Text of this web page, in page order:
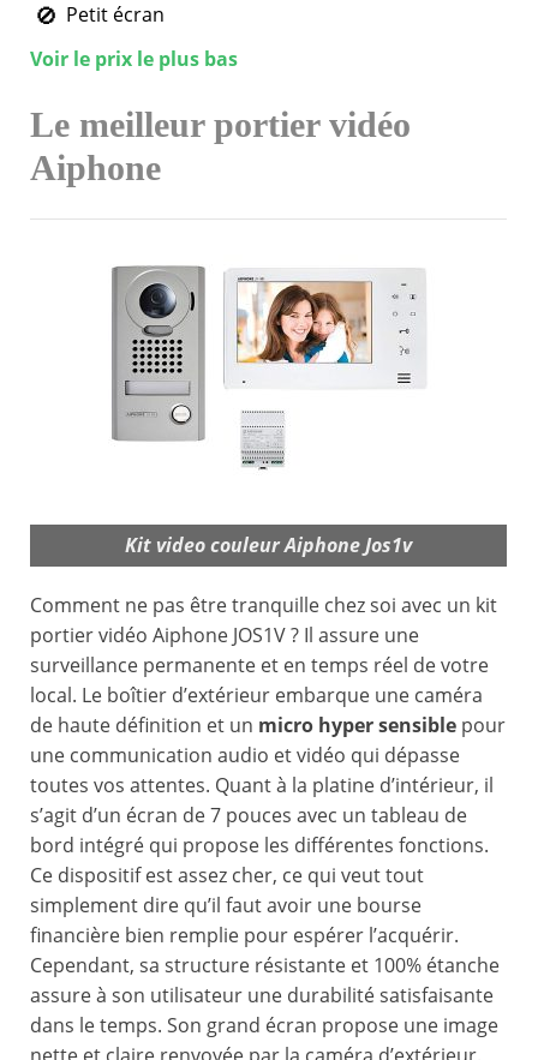
Petit écran
Voir le prix le plus bas
Le meilleur portier vidéo
Aiphone
Kit video couleur Aiphone Jos1v
Comment ne pas être tranquille chez soi avec un kit
portier vidéo Aiphone JOS1V ? Il assure une
surveillance permanente et en temps réel de votre
local. Le boîtier d’extérieur embarque une caméra
de haute définition et un micro hyper sensible pour
une communication audio et vidéo qui dépasse
toutes vos attentes. Quant à la platine d’intérieur, il
s’agit d’un écran de 7 pouces avec un tableau de
bord intégré qui propose les différentes fonctions.
Ce dispositif est assez cher, ce qui veut tout
simplement dire qu’il faut avoir une bourse
financière bien remplie pour espérer l’acquérir.
Cependant, sa structure résistante et 100% étanche
assure à son utilisateur une durabilité satisfaisante
dans le temps. Son grand écran propose une image